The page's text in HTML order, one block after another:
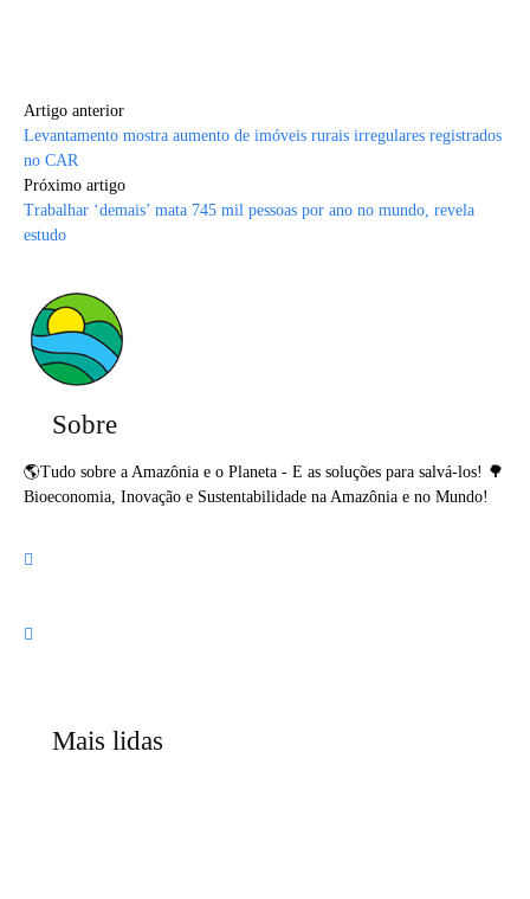
Artigo anterior
Levantamento mostra aumento de imóveis rurais irregulares registrados
no CAR
Próximo artigo
Trabalhar ‘demais’ mata 745 mil pessoas por ano no mundo, revela
estudo
Sobre
🌎Tudo sobre a Amazônia e o Planeta - E as soluções para salvá-los! 🌳
Bioeconomia, Inovação e Sustentabilidade na Amazônia e no Mundo!
Mais lidas